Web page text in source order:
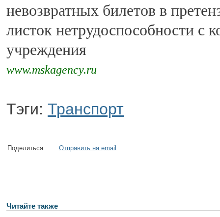
невозвратных билетов в
листок нетрудоспособности с
учреждения
www.mskagency.ru
Тэги: Транспорт
Поделиться Отправить на email
Читайте также